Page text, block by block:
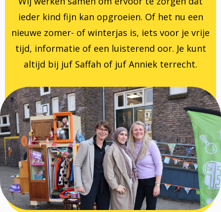
ieder kind fijn kan opgroeien. Of het nu een
nieuwe zomer- of winterjas is, iets voor je vrije
tijd, informatie of een luisterend oor. Je kunt
altijd bij juf Saffah of juf Anniek terrecht.